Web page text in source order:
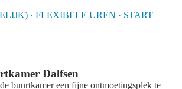
· FLEXIBELE UREN · START
Dalfsen
buurtkamer een fijne ontmoetingsplek te